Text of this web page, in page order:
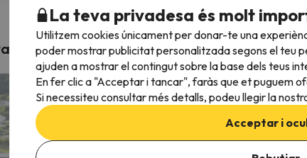
que ens encanten a Formigal
La teva privadesa és molt
Utilitzem cookies únicament per donar-te una
poder mostrar publicitat personalitzada segons el teu
ajuden a mostrar el contingut sobre la base dels teus
En fer clic a "Acceptar i tancar", faràs que et puguem
Si necessiteu consultar més detalls, podeu llegir la
Acceptar i